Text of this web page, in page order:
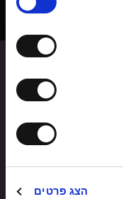
הצג פרטים